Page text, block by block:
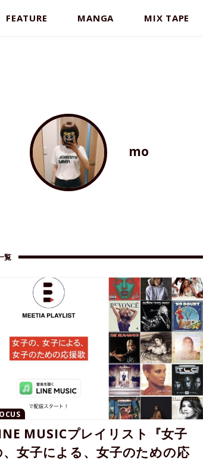
FEATURE MANGA MIX TAPE
mo
覧
MUSICプレイリスト『女子
、女子による、女子のための応